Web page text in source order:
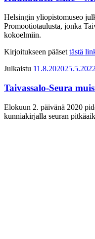
Helsingin yliopistomuseo
Promootiotaulusta, jonka
kokoelmiin.
Kirjoitukseen pääset tästä
Julkaistu 11.8.202025.5.2022
Taivassalo-Seura
Elokuun 2. päivänä 2020
kunniakirjalla seuran